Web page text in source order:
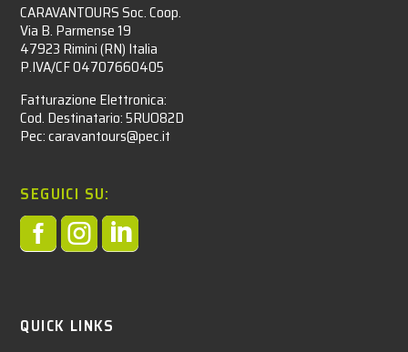
CARAVANTOURS Soc. Coop.
Via B. Parmense 19
47923 Rimini (RN) Italia
P.IVA/CF 04707660405
Fatturazione Elettronica:
Cod. Destinatario: 5RUO82D
Pec: caravantours@pec.it
SEGUICI SU:

QUICK LINKS